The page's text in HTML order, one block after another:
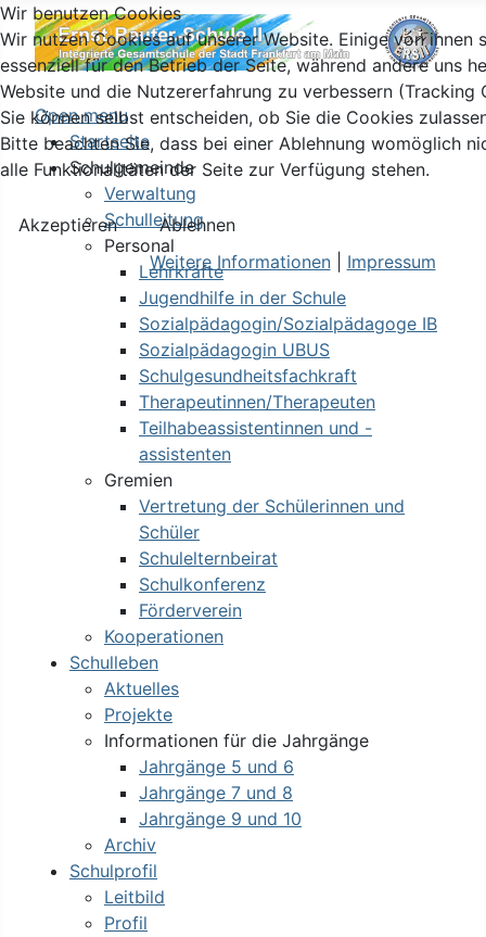
Open menu
Startseite
Schulgemeinde
Verwaltung
Schulleitung
Personal
Lehrkräfte
Jugendhilfe in der Schule
Sozialpädagogin/Sozialpädagoge IB
Sozialpädagogin UBUS
Schulgesundheitsfachkraft
Therapeutinnen/Therapeuten
Teilhabeassistentinnen und -
assistenten
Gremien
Vertretung der Schülerinnen und
Schüler
Schulelternbeirat
Schulkonferenz
Förderverein
Kooperationen
Schulleben
Aktuelles
Projekte
Informationen für die Jahrgänge
Jahrgänge 5 und 6
Jahrgänge 7 und 8
Jahrgänge 9 und 10
Archiv
Schulprofil
Leitbild
Profil
Wir benutzen Cookies
Wir nutzen Cookies auf unserer Website. Einige von ihnen
essenziell für den Betrieb der Seite, während andere uns
Website und die Nutzererfahrung zu verbessern (Tracking
Sie können selbst entscheiden, ob Sie die Cookies
Bitte beachten Sie, dass bei einer Ablehnung womöglich
alle Funktionalitäten der Seite zur Verfügung stehen.
Akzeptieren
Ablehnen
Weitere Informationen| Impressum